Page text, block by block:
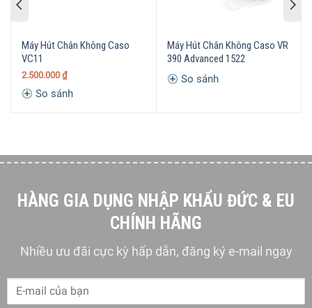
sắc từ thực phẩm. Hộp cũng không chứa BPA và an toàn
Lợi ích của việc bảo quản chân không
Đóng gói bảo quản chân không gia tăng tuổi thọ thực
Máy Hút Chân Không Caso
VC11
2.500.000 ₫
So sánh
Máy Hút Chân Không Caso VR
390 Advanced 1522
So sánh
HÀNG GIA DỤNG NHẬP KHẨU ĐỨC & EU
CHÍNH HÃNG
Nhiều ưu đãi cực kỳ hấp dẫn, đăng ký e-mail ngay